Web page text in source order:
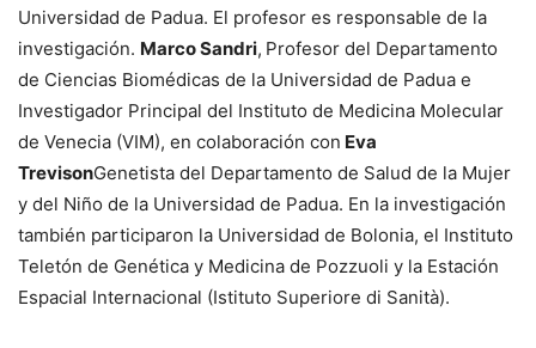
Universidad de Padua. El profesor es responsable de la
investigación. Marco Sandri, Profesor del Departamento
de Ciencias Biomédicas de la Universidad de Padua e
Investigador Principal del Instituto de Medicina Molecular
de Venecia (VIM), en colaboración con Eva
TrevisonGenetista del Departamento de Salud de la Mujer
y del Niño de la Universidad de Padua. En la investigación
también participaron la Universidad de Bolonia, el Instituto
Teletón de Genética y Medicina de Pozzuoli y la Estación
Espacial Internacional (Istituto Superiore di Sanità).